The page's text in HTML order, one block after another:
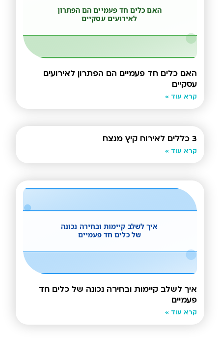
האם כלים חד פעמיים הם הפתרון לאירועים
עסקיים
קרא עוד »
3 כללים לאירוח קיץ מנצח
קרא עוד »
איך לשלב קיימות ובחירה נכונה של כלים חד
פעמיים
קרא עוד »